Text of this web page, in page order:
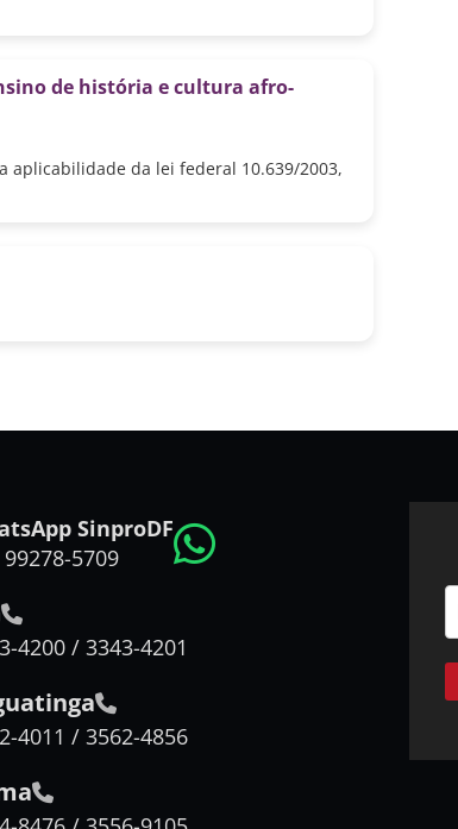
de história e cultura afro-
aplicabilidade da lei federal 10.639/2003,
SinproDF
99278-5709
4200 / 3343-4201
4011 / 3562-4856